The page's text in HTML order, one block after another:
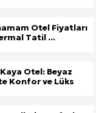
Otel Fiyatları
Tatil ...
Otel: Beyaz
Konfor ve Lüks